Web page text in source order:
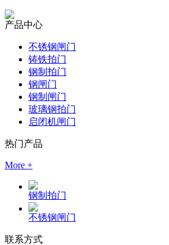
产品中心
不锈钢闸门
铸铁拍门
钢制拍门
钢闸门
钢制闸门
玻璃钢拍门
启闭机闸门
热门产品
More +
钢制拍门
不锈钢闸门
联系方式